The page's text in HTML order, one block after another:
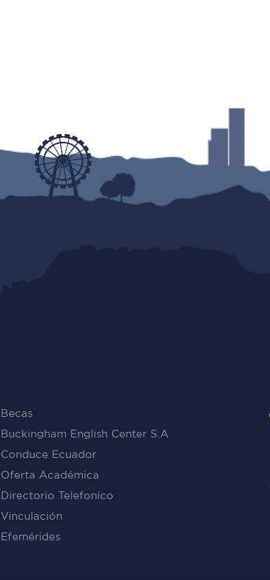
Becas
Buckingham English Center S.A
Conduce Ecuador
Oferta Académica
Directorio Telefoníco
Vinculación
Efemérides